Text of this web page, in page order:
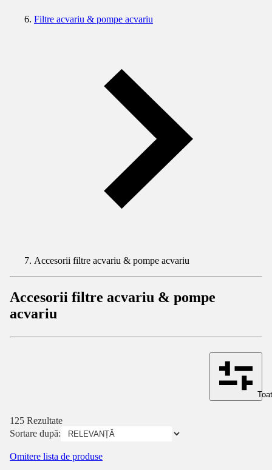
Filtre acvariu & pompe acvariu
Accesorii filtre acvariu & pompe acvariu
Accesorii filtre acvariu & pompe
acvariu
125 Rezultate
Sortare după:
Omitere lista de produse